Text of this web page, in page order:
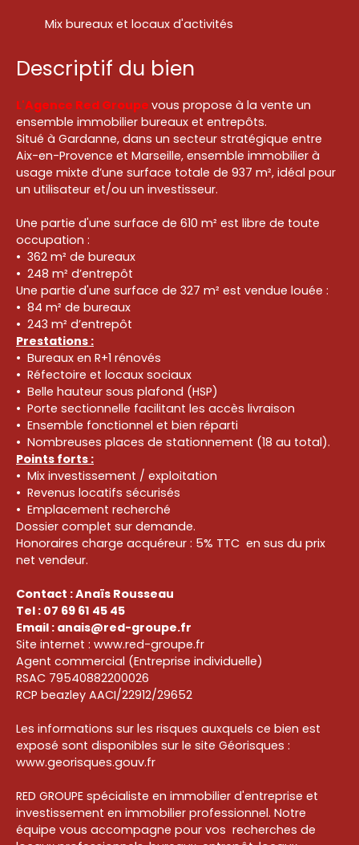
Mix bureaux et locaux d'activités
Descriptif du bien
L'Agence Red Groupe vous propose à la vente un
ensemble immobilier bureaux et entrepôts.
Situé à Gardanne, dans un secteur stratégique entre
Aix-en-Provence et Marseille, ensemble immobilier à
usage mixte d’une surface totale de 937 m², idéal pour
un utilisateur et/ou un investisseur.
Une partie d'une surface de 610 m² est libre de toute
occupation :
362 m² de bureaux
248 m² d’entrepôt
Une partie d'une surface de 327 m² est vendue louée :
84 m² de bureaux
243 m² d’entrepôt
Prestations :
Bureaux en R+1 rénovés
Réfectoire et locaux sociaux
Belle hauteur sous plafond (HSP)
Porte sectionnelle facilitant les accès livraison
Ensemble fonctionnel et bien réparti
Nombreuses places de stationnement (18 au total).
Points forts :
Mix investissement / exploitation
Revenus locatifs sécurisés
Emplacement recherché
Dossier complet sur demande.
Honoraires charge acquéreur : 5% TTC en sus du prix
net vendeur.
Contact : Anaïs Rousseau
Tel : 07 69 61 45 45
Email : anais@red-groupe.fr
Site internet : www.red-groupe.fr
Agent commercial (Entreprise individuelle)
RSAC 79540882200026
RCP beazley AACI/22912/29652
Les informations sur les risques auxquels ce bien est
exposé sont disponibles sur le site Géorisques :
www.georisques.gouv.fr
RED GROUPE spécialiste en immobilier d'entreprise et
investissement en immobilier professionnel. Notre
équipe vous accompagne pour vos recherches de